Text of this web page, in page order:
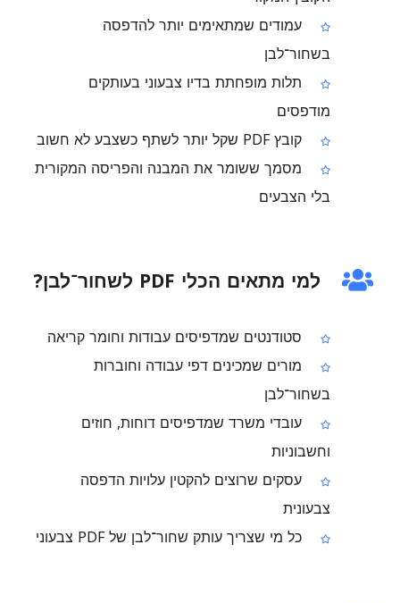
עמודים שמתאימים יותר להדפסה
בשחור־לבן
תלות מופחתת בדיו צבעוני בעותקים
מודפסים
קובץ PDF שקל יותר לשתף כשצבע לא חשוב
מסמך ששומר את המבנה והפריסה המקורית
בלי הצבעים
למי מתאים הכלי PDF לשחור־לבן?
סטודנטים שמדפיסים עבודות וחומר קריאה
מורים שמכינים דפי עבודה וחוברות
בשחור־לבן
עובדי משרד שמדפיסים דוחות, חוזים
וחשבוניות
עסקים שרוצים להקטין עלויות הדפסה
צבעונית
כל מי שצריך עותק שחור־לבן של PDF צבעוני